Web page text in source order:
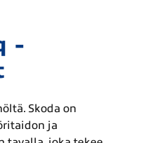
-
Skoda on
ja